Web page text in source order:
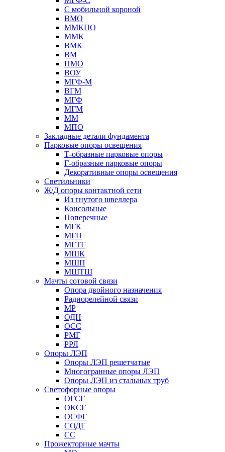
С мобильной короной
ВМО
ММКПО
ММК
ВМК
ВМ
ПМО
ВОУ
МГФ-М
ВГМ
МГФ
МГМ
ММ
МПО
Закладные детали фундамента
Парковые опоры освещения
Т-образные парковые опоры
Г-образные парковые опоры
Декоративные опоры освещения
Светильники
Ж/Д опоры контактной сети
Из гнутого швеллера
Консольные
Поперечные
МГК
МГП
МГТГ
МШК
МШП
МШТШ
Мачты сотовой связи
Опора двойного назначения
Радиорелейной связи
МР
ОДН
ОСС
РМГ
РРЛ
Опоры ЛЭП
Опоры ЛЭП решетчатые
Многогранные опоры ЛЭП
Опоры ЛЭП из стальных труб
Светофорные опоры
ОГСГ
ОКСГ
ОСФГ
СОДГ
СС
Прожекторные мачты